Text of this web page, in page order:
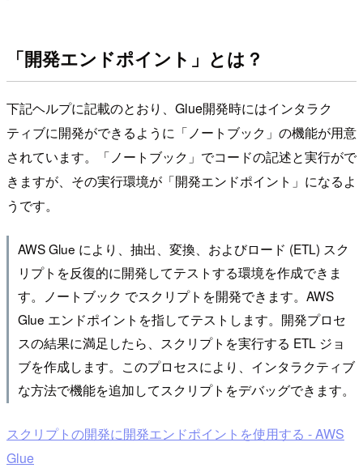
「開発エンドポイント」とは？
下記ヘルプに記載のとおり、Glue開発時にはインタラク
ティブに開発ができるように「ノートブック」の機能が用意
されています。「ノートブック」でコードの記述と実行がで
きますが、その実行環境が「開発エンドポイント」になるよ
うです。
AWS Glue により、抽出、変換、およびロード (ETL) スク
リプトを反復的に開発してテストする環境を作成できま
す。ノートブック でスクリプトを開発できます。AWS
Glue​ エンドポイントを指してテストします。開発プロセ
スの結果に満足したら、スクリプトを実行する ETL ジョ
ブを作成します。このプロセスにより、インタラクティブ
な方法で機能を追加してスクリプトをデバッグできます。
スクリプトの開発に開発エンドポイントを使用する - AWS
Glue